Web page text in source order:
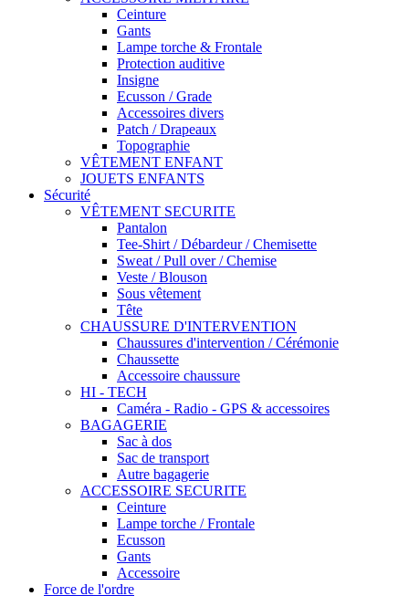
Ceinture
Gants
Lampe torche & Frontale
Protection auditive
Insigne
Ecusson / Grade
Accessoires divers
Patch / Drapeaux
Topographie
VÊTEMENT ENFANT
JOUETS ENFANTS
Sécurité
VÊTEMENT SECURITE
Pantalon
Tee-Shirt / Débardeur / Chemisette
Sweat / Pull over / Chemise
Veste / Blouson
Sous vêtement
Tête
CHAUSSURE D'INTERVENTION
Chaussures d'intervention / Cérémonie
Chaussette
Accessoire chaussure
HI - TECH
Caméra - Radio - GPS & accessoires
BAGAGERIE
Sac à dos
Sac de transport
Autre bagagerie
ACCESSOIRE SECURITE
Ceinture
Lampe torche / Frontale
Ecusson
Gants
Accessoire
Force de l'ordre